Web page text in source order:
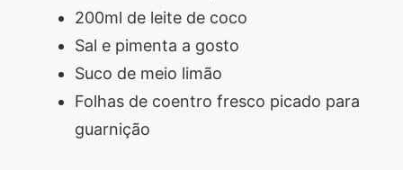
200ml de leite de coco
Sal e pimenta a gosto
Suco de meio limão
Folhas de coentro fresco picado para
guarnição